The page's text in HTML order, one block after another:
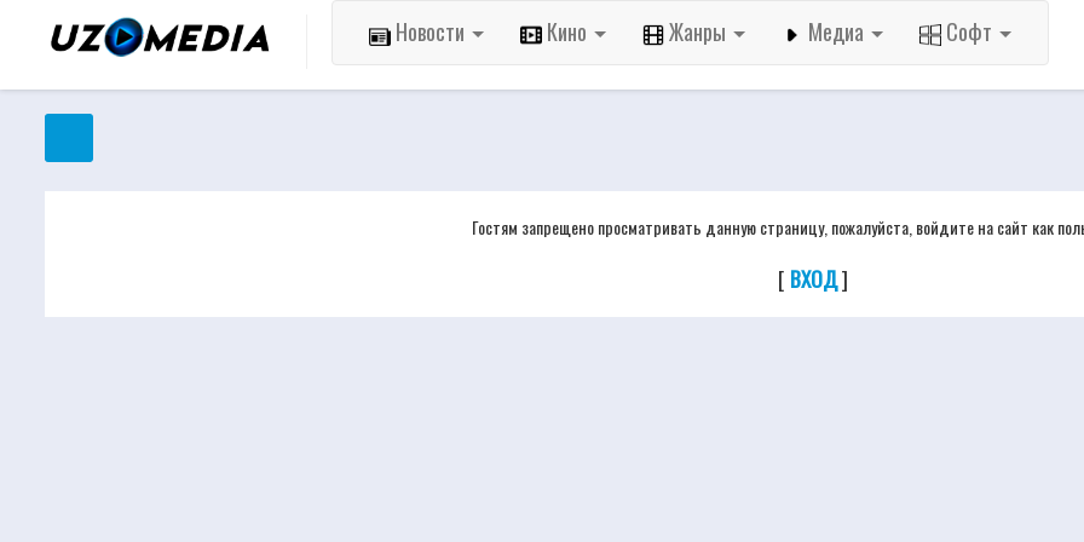
Новости Кино Жанры Медиа Софт
Гостям запрещено просматривать данную страницу, пожалуйста, войдите на сайт как
[ ВХОД]